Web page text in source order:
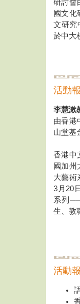
研討會
國文化
文研究
於中大
活動
李慧漱
由香港
山堂基
香港中
國加州
大藝術
3月20
系列
生、教
活動